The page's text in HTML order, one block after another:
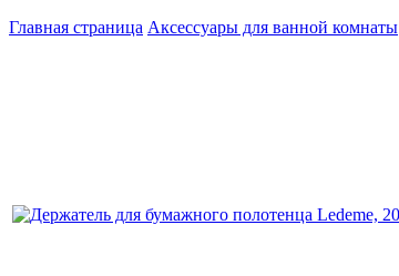
Главная страница Аксессуары для ванной комнаты